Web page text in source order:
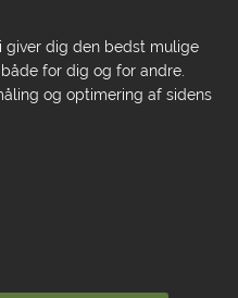
giver dig den bedst mulige
for dig og for andre.
og optimering af sidens
før alle andre